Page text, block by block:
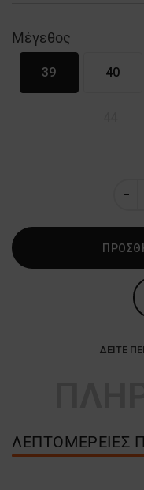
Μέγεθος
39 40
ΔΕΊΤΕ
ΛΕΠΤΟΜΈΡΕΙΕΣ